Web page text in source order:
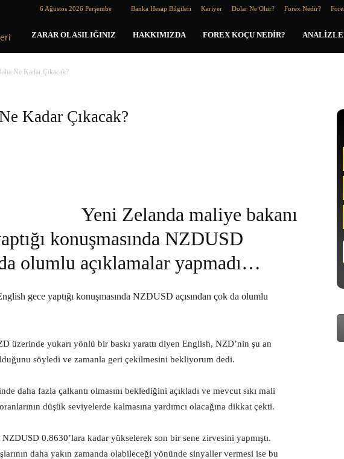
6 Ağustos 2026 Perşembe Banka Hesap Bilgileri Kariyer Dolar Ne Olur? Forex Nedir?
Forex
Koçu
ZARAR OLASILIĞINIZ HAKKIMIZDA FOREX KOÇU NEDIR?
Ne Kadar Çıkacak?
Kadar Çıkacak?
Yeni Zelanda maliye bakanı
konuşmasında NZDUSD
olumlu açıklamalar yapmadı…
gece yaptığı konuşmasında NZDUSD açısından çok da olumlu
üzerinde yukarı yönlü bir baskı yarattı diyen English, NZD’nin şu an
söyledi ve zamanla geri çekilmesini bekliyorum dedi.
daha fazla çalkantı olmasını beklediğini açıkladı ve mevcut sıkı mali
düşük seviyelerde kalmasına yardımcı olacağına dikkat çekti.
NZDUSD 0.8630’lara kadar yükselerek son bir sene zirvesini yapmıştı.
daha yakın zamanda olabileceği yönünde sinyaller vermesi ise bu